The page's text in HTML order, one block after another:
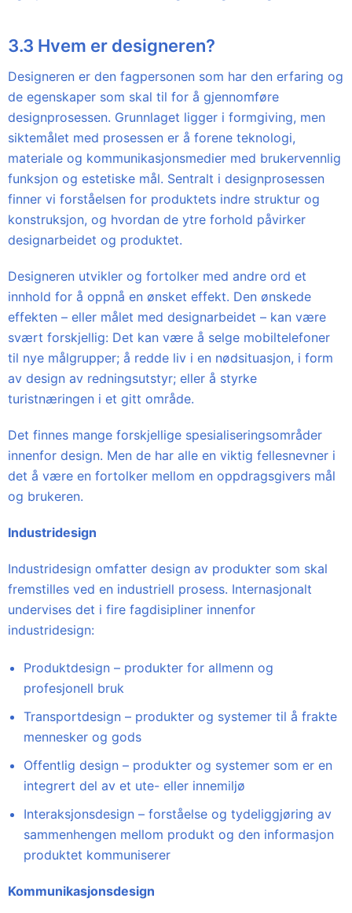
3.3 Hvem er designeren?
Designeren er den fagpersonen som har den erfaring og
de egenskaper som skal til for å gjennomføre
designprosessen. Grunnlaget ligger i formgiving, men
siktemålet med prosessen er å forene teknologi,
materiale og kommunikasjonsmedier med brukervennlig
funksjon og estetiske mål. Sentralt i designprosessen
finner vi forståelsen for produktets indre struktur og
konstruksjon, og hvordan de ytre forhold påvirker
designarbeidet og produktet.
Designeren utvikler og fortolker med andre ord et
innhold for å oppnå en ønsket effekt. Den ønskede
effekten – eller målet med designarbeidet – kan være
svært forskjellig: Det kan være å selge mobiltelefoner
til nye målgrupper; å redde liv i en nødsituasjon, i form
av design av redningsutstyr; eller å styrke
turistnæringen i et gitt område.
Det finnes mange forskjellige spesialiseringsområder
innenfor design. Men de har alle en viktig fellesnevner i
det å være en fortolker mellom en oppdragsgivers mål
og brukeren.
Industridesign
Industridesign omfatter design av produkter som skal
fremstilles ved en industriell prosess. Internasjonalt
undervises det i fire fagdisipliner innenfor
industridesign:
Produktdesign – produkter for allmenn og
profesjonell bruk
Transportdesign – produkter og systemer til å frakte
mennesker og gods
Offentlig design – produkter og systemer som er en
integrert del av et ute- eller innemiljø
Interaksjonsdesign – forståelse og tydeliggjøring av
sammenhengen mellom produkt og den informasjon
produktet kommuniserer
Kommunikasjonsdesign